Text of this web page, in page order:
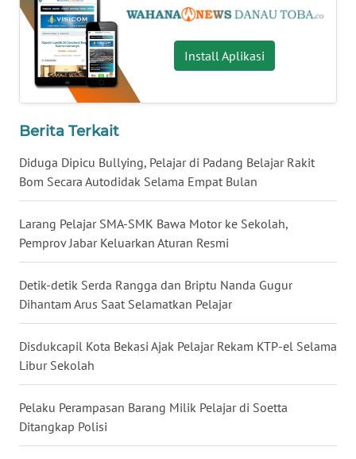
Install Aplikasi
Berita Terkait
Diduga Dipicu Bullying, Pelajar di Padang Belajar Rakit
Bom Secara Autodidak Selama Empat Bulan
Larang Pelajar SMA-SMK Bawa Motor ke Sekolah,
Pemprov Jabar Keluarkan Aturan Resmi
Detik-detik Serda Rangga dan Briptu Nanda Gugur
Dihantam Arus Saat Selamatkan Pelajar
Disdukcapil Kota Bekasi Ajak Pelajar Rekam KTP-el Selama
Libur Sekolah
Pelaku Perampasan Barang Milik Pelajar di Soetta
Ditangkap Polisi
WN
KALTARA
WN
KALSEL
KALTIM
WN
SULSEL
WN
GORONTALO
WN
SULUT
WN